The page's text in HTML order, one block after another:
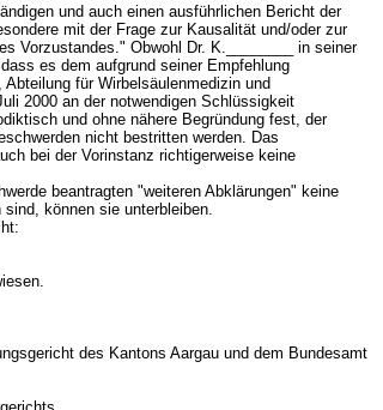
und auch einen ausführlichen Bericht der
mit der Frage zur Kausalität und/oder zur
Vorzustandes." Obwohl Dr. K.________ in seiner
es dem aufgrund seiner Empfehlung
für Wirbelsäulenmedizin und
2000 an der notwendigen Schlüssigkeit
und ohne nähere Begründung fest, der
nicht bestritten werden. Das
bei der Vorinstanz richtigerweise keine
beantragten "weiteren Abklärungen" keine
können sie unterbleiben.
des Kantons Aargau und dem Bundesamt